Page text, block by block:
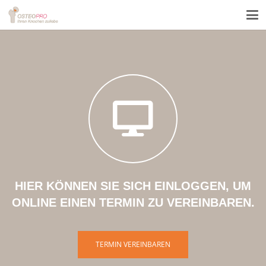
HIER KÖNNEN SIE SICH EINLOGGEN, UM
ONLINE EINEN TERMIN ZU VEREINBAREN.
TERMIN VEREINBAREN